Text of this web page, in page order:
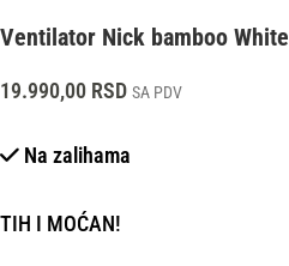
Ventilator Nick bamboo White
19.990,00 RSD SA PDV
Na zalihama
TIH I MOĆAN!